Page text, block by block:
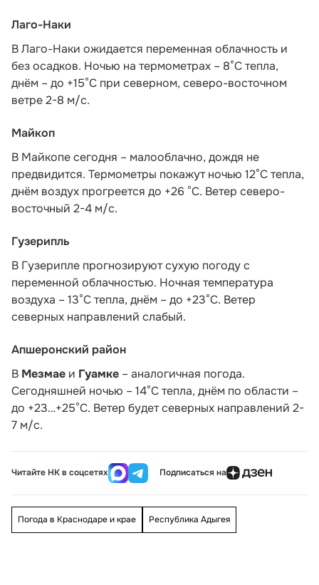
Лаго-Наки
В Лаго-Наки ожидается переменная облачность и
без осадков. Ночью на термометрах – 8°С тепла,
днём – до +15°С при северном, северо-восточном
ветре 2-8 м/с.
Майкоп
В Майкопе сегодня – малооблачно, дождя не
предвидится. Термометры покажут ночью 12°С тепла,
днём воздух прогреется до +26 °С. Ветер северо-
восточный 2-4 м/с.
Гузерипль
В Гузерипле прогнозируют сухую погоду с
переменной облачностью. Ночная температура
воздуха – 13°С тепла, днём – до +23°С. Ветер
северных направлений слабый.
Апшеронский район
В Мезмае и Гуамке – аналогичная погода.
Сегодняшней ночью – 14°С тепла, днём по области –
до +23…+25°С. Ветер будет северных направлений 2-
7 м/с.
Читайте НК в соцсетях Подписаться на
Погода в Краснодаре и крае Республика Адыгея